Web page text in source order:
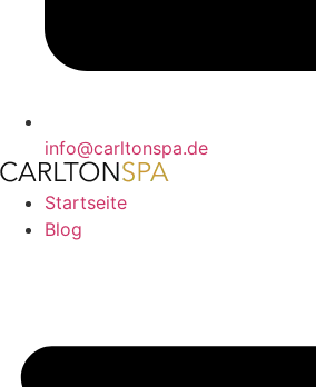
info@carltonspa.de
Startseite
Blog